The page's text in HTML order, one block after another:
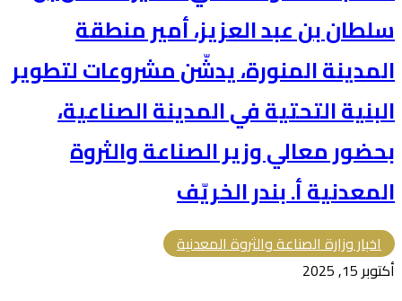
سلطان بن عبد العزيز، أمير منطقة
المدينة المنورة، يدشّن مشروعات لتطوير
البنية التحتية في المدينة الصناعية،
بحضور معالي وزير الصناعة والثروة
المعدنية أ. بندر الخريّف
اخبار وزارة الصناعة والثروة المعدنية
أكتوبر 15, 2025